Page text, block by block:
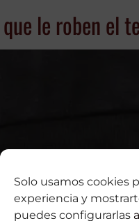
Solo usamos cookies
experiencia y
puedes configurarlas
le roben el